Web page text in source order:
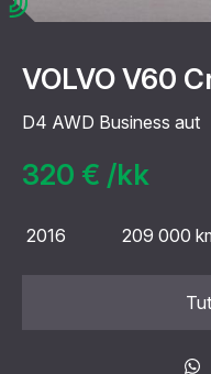
VOLVO V60
D4 AWD Business aut
320 € /kk
2016 209 000